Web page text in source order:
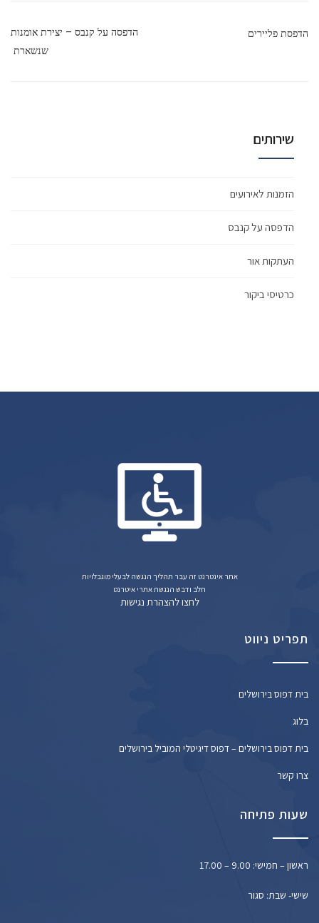
הדפסה על קנבס – יצירת אומנות
שנשארת
הדפסת פליירים
שירותים
הזמנות לאירועים
הדפסה על קנבס
העתקות אור
כרטיסי ביקור
אתר אינטרנט זה עבר תהליך הנגשה לבעלי מוגבלויות
חלב ודבש הנגשת אתרי איטרנט
לחצו להצהרת נגישות
תפריט ניווט
בית דפוס בירושלים
בלוג
בית דפוס בירושלים – דפוס דיגיטלי המוביל בירושלים
צרו קשר
שעות פתיחה
ראשון – חמישי: 9.00 – 17.00
שישי- שבת: סגור